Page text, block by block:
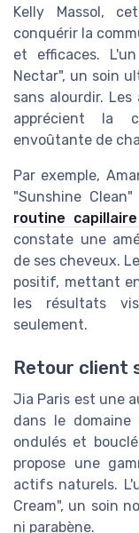
Kelly Massol,
conquérir la
et efficaces.
Nectar", un soin
sans alourdir.
apprécient la
envoûtante de
Par exemple,
"Sunshine
routine
constate une
de ses cheveux.
positif, mettant
les résultats
seulement.
Retour client
Jia Paris est une
dans le domaine
ondulés et
propose une
actifs naturels.
Cream", un soin
ni parabène.